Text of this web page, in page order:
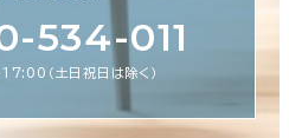
534-011
（土日祝日は除く）